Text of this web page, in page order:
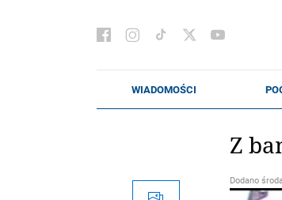
Z
Dodano